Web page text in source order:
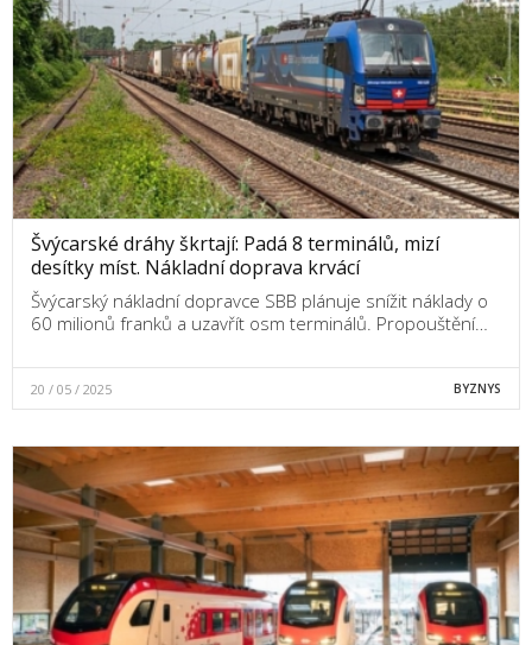
Švýcarské dráhy škrtají: Padá 8 terminálů, mizí
desítky míst. Nákladní doprava krvácí
Švýcarský nákladní dopravce SBB plánuje snížit náklady o
60 milionů franků a uzavřít osm terminálů. Propouštění…
20 / 05 / 2025 BYZNYS